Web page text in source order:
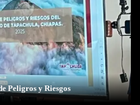
Peligros y Riesgos